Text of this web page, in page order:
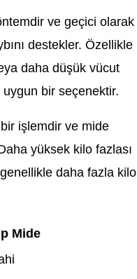
ve geçici olarak
destekler. Özellikle
daha düşük vücut
bir seçenektir.
işlemdir ve mide
yüksek kilo fazlası
daha fazla kilo
Mide